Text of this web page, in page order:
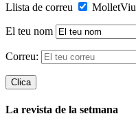
Llista de correu MolletViu
El teu nom
Correu:
La revista de la setmana